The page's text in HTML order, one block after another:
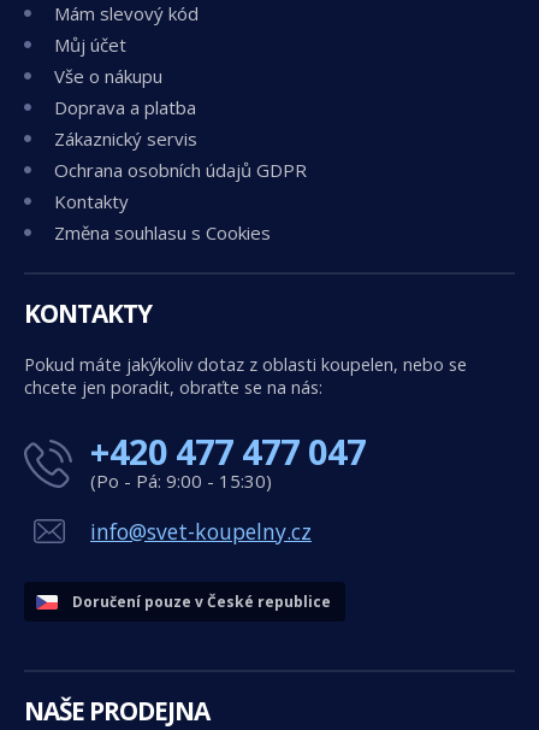
Mám slevový kód
Můj účet
Vše o nákupu
Doprava a platba
Zákaznický servis
Ochrana osobních údajů GDPR
Kontakty
Změna souhlasu s Cookies
KONTAKTY
Pokud máte jakýkoliv dotaz z oblasti koupelen, nebo se
chcete jen poradit, obraťte se na nás:
+420 477 477 047
(Po - Pá: 9:00 - 15:30)
info@svet-koupelny.cz
Doručení pouze v České republice
NAŠE PRODEJNA